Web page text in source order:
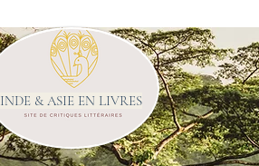
INDE & ASIE EN LIVRES